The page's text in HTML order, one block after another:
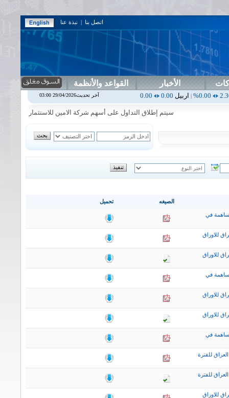
اتصل بنا | نبذة عنا
الأخبار القواعد والأنظمة
|اربيل 0.00
|اس بنك0.00 اسفنج1.87
0.00%
|اسلام
سيتم إطلاق التداول على أسهم شركة الامين للاستثمار المالي في جلسة
تحميل الصيغه
في
للاوراق
للاوراق
في
للاوراق
للاوراق
في
للفترة
للفترة
للاوراق